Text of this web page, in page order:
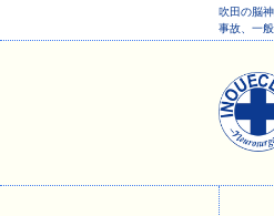
吹田の脳
事故、一